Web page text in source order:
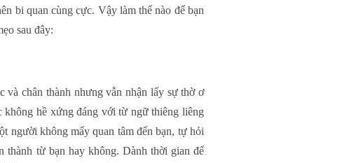
bi quan cùng cực. Vậy làm thế nào để bạn
sau đây:
và chân thành nhưng vẫn nhận lấy sự thờ ơ
hề xứng đáng với từ ngữ thiêng liêng
người không mấy quan tâm đến bạn, tự hỏi
thành từ bạn hay không. Dành thời gian để